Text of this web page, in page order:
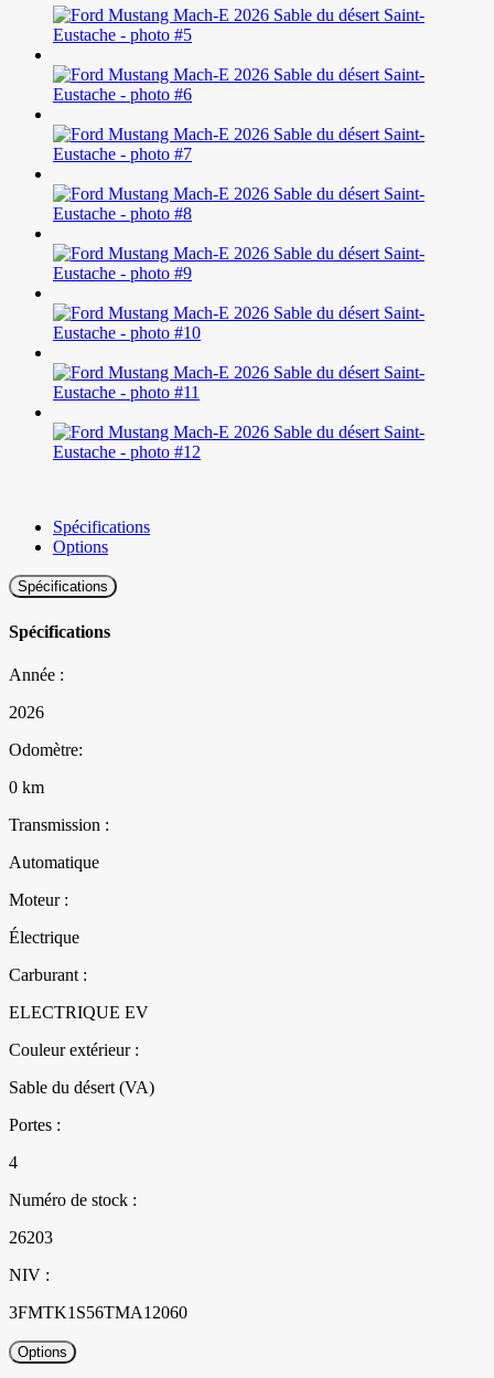
Spécifications
Options
Spécifications
Spécifications
Année :
2026
Odomètre:
0 km
Transmission :
Automatique
Moteur :
Électrique
Carburant :
ELECTRIQUE EV
Couleur extérieur :
Sable du désert (VA)
Portes :
4
Numéro de stock :
26203
NIV :
3FMTK1S56TMA12060
Options